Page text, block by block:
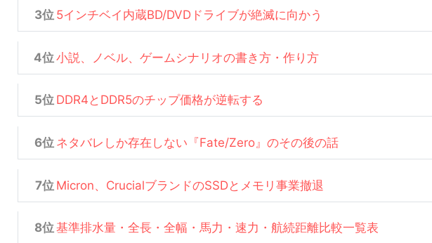
5インチベイ内蔵BD/DVDドライブが絶滅に向かう
小説、ノベル、ゲームシナリオの書き方・作り方
DDR4とDDR5のチップ価格が逆転する
ネタバレしか存在しない『Fate/Zero』のその後の話
Micron、CrucialブランドのSSDとメモリ事業撤退
基準排水量・全長・全幅・馬力・速力・航続距離比較一覧表